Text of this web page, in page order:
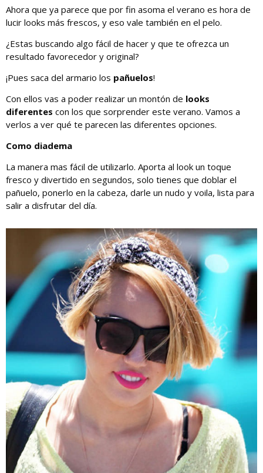
Ahora que ya parece que por fin asoma el verano es hora de
lucir looks más frescos, y eso vale también en el pelo.
¿Estas buscando algo fácil de hacer y que te ofrezca un
resultado favorecedor y original?
¡Pues saca del armario los pañuelos!
Con ellos vas a poder realizar un montón de looks
diferentes con los que sorprender este verano. Vamos a
verlos a ver qué te parecen las diferentes opciones.
Como diadema
La manera mas fácil de utilizarlo. Aporta al look un toque
fresco y divertido en segundos, solo tienes que doblar el
pañuelo, ponerlo en la cabeza, darle un nudo y voila, lista para
salir a disfrutar del día.